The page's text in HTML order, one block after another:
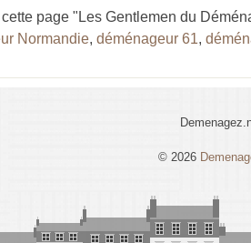
page "Les Gentlemen du
Normandie, déménageur 61,
© 2026